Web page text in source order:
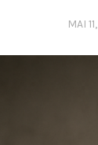
MAI